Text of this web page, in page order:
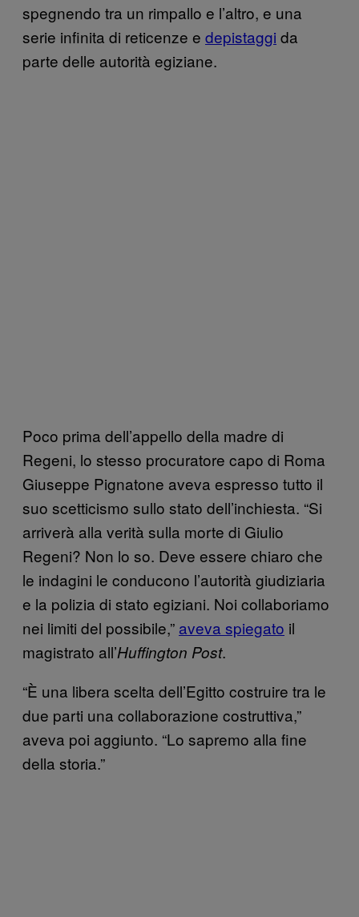
spegnendo tra un rimpallo e l’altro, e una
serie infinita di reticenze e depistaggi da
parte delle autorità egiziane.
Poco prima dell’appello della madre di
Regeni, lo stesso procuratore capo di Roma
Giuseppe Pignatone aveva espresso tutto il
suo scetticismo sullo stato dell’inchiesta. “Si
arriverà alla verità sulla morte di Giulio
Regeni? Non lo so. Deve essere chiaro che
le indagini le conducono l’autorità giudiziaria
e la polizia di stato egiziani. Noi collaboriamo
nei limiti del possibile,” aveva spiegato il
magistrato all’Huffington Post.
“È una libera scelta dell’Egitto costruire tra le
due parti una collaborazione costruttiva,”
aveva poi aggiunto. “Lo sapremo alla fine
della storia.”